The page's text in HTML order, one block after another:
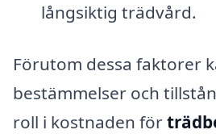
långsiktig trädvård.
Förutom dessa faktorer
bestämmelser och
roll i kostnaden för